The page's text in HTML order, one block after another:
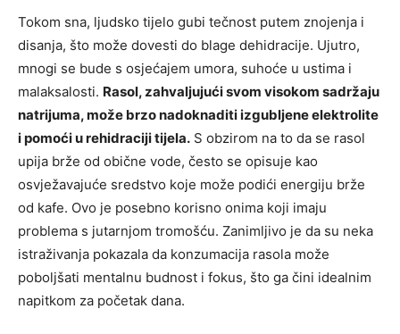
Tokom sna, ljudsko tijelo gubi tečnost putem znojenja i
disanja, što može dovesti do blage dehidracije. Ujutro,
mnogi se bude s osjećajem umora, suhoće u ustima i
malaksalosti. Rasol, zahvaljujući svom visokom sadržaju
natrijuma, može brzo nadoknaditi izgubljene elektrolite
i pomoći u rehidraciji tijela. S obzirom na to da se rasol
upija brže od obične vode, često se opisuje kao
osvježavajuće sredstvo koje može podići energiju brže
od kafe. Ovo je posebno korisno onima koji imaju
problema s jutarnjom tromošću. Zanimljivo je da su neka
istraživanja pokazala da konzumacija rasola može
poboljšati mentalnu budnost i fokus, što ga čini idealnim
napitkom za početak dana.